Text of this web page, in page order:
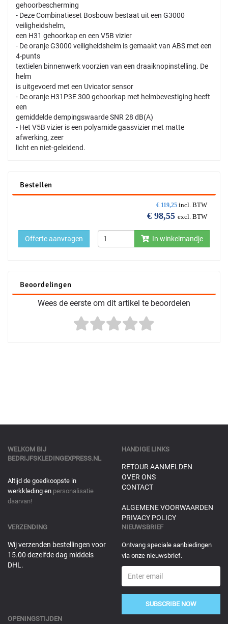
gehoorbescherming
- Deze Combinatieset Bosbouw bestaat uit een G3000
veiligheidshelm,
een H31 gehoorkap en een V5B vizier
- De oranje G3000 veiligheidshelm is gemaakt van ABS met een
4-punts
textielen binnenwerk voorzien van een draaiknopinstelling. De
helm
is uitgevoerd met een Uvicator sensor
- De oranje H31P3E 300 gehoorkap met helmbevestiging heeft
een
gemiddelde dempingswaarde SNR 28 dB(A)
- Het V5B vizier is een polyamide gaasvizier met matte
afwerking, zeer
licht en niet-geleidend.
Bestellen
€ 119,25 incl. BTW
€ 98,55 excl. BTW
In winkelmandje
Offerte aanvragen
Beoordelingen
Wees de eerste om dit artikel te beoordelen
WELKOM BIJ
BEDRIJFSKLEDINGEXPRESS.NL
Altijd de goedkoopste in
werkkleding en personalisatie
daarvan!
HANDIGE LINKS
RETOUR AANMELDEN
OVER ONS
CONTACT
ALGEMENE VOORWAARDEN
PRIVACY POLICY
VERZENDING
Wij verzenden bestellingen voor
15.00 dezelfde dag middels
DHL.
NIEUWSBRIEF
Ontvang speciale aanbiedingen
via onze nieuwsbrief.
SUBSCRIBE NOW
OPENINGSTIJDEN